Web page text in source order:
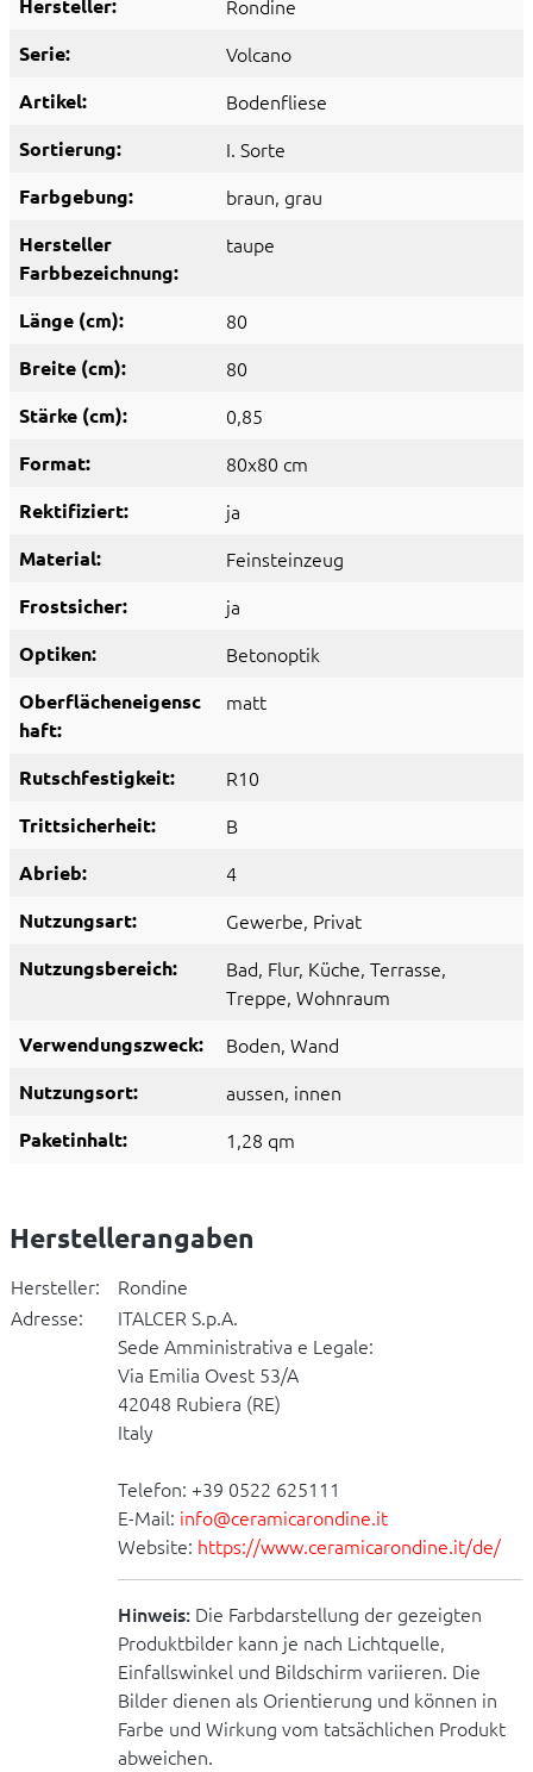
Hersteller: Rondine
Serie: Volcano
Artikel: Bodenfliese
Sortierung: I. Sorte
Farbgebung: braun, grau
Hersteller
Farbbezeichnung:
taupe
Länge (cm): 80
Breite (cm): 80
Stärke (cm): 0,85
Format: 80x80 cm
Rektifiziert: ja
Material: Feinsteinzeug
Frostsicher: ja
Optiken: Betonoptik
Oberflächeneigensc
haft:
matt
Rutschfestigkeit: R10
Trittsicherheit: B
Abrieb: 4
Nutzungsart: Gewerbe, Privat
Nutzungsbereich: Bad, Flur, Küche, Terrasse,
Treppe, Wohnraum
Verwendungszweck: Boden, Wand
Nutzungsort: aussen, innen
Paketinhalt: 1,28 qm
Herstellerangaben
Hersteller:
Rondine
Adresse:
ITALCER S.p.A.
Sede Amministrativa e Legale:
Via Emilia Ovest 53/A
42048 Rubiera (RE)
Italy
Telefon: +39 0522 625111
E-Mail: info@ceramicarondine.it
Website: https://www.ceramicarondine.it/de/
Hinweis: Die Farbdarstellung der gezeigten
Produktbilder kann je nach Lichtquelle,
Einfallswinkel und Bildschirm variieren. Die
Bilder dienen als Orientierung und können in
Farbe und Wirkung vom tatsächlichen Produkt
abweichen.